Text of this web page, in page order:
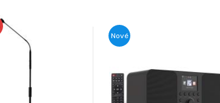
Nové